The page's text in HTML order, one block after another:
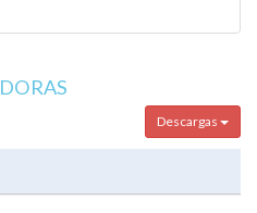
Descargas